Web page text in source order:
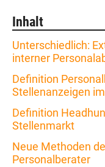
Inhalt
Unterschiedlich:
interner
Definition
Stellenanzeigen
Definition
Stellenmarkt
Neue Methoden
Personalberater